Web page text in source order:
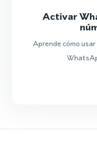
Activar
Aprende cómo